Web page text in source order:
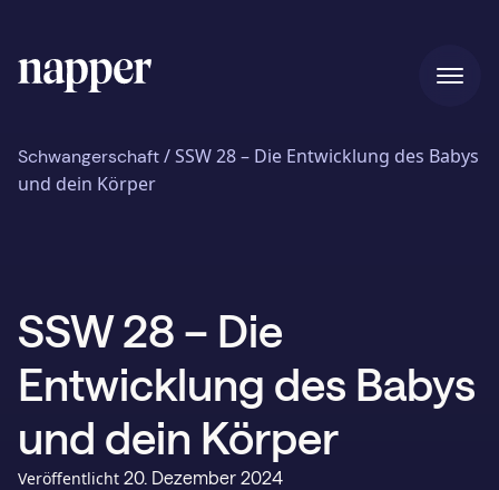
Home
Unsere Geschichte
Blog
Schwangerschaft/SSW 28 – Die Entwicklung des Babys
und dein Körper
SSW 28 – Die
Entwicklung des Babys
und dein Körper
Veröffentlicht 20. Dezember 2024